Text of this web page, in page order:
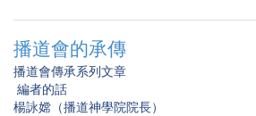
播道會的承傳
播道會傳承系列文章
編者的話
楊詠嫦（播道神學院院長）